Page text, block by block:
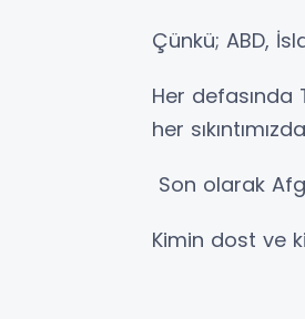
Çünkü; ABD,
Her
her
Son olarak
Kimin dost ve